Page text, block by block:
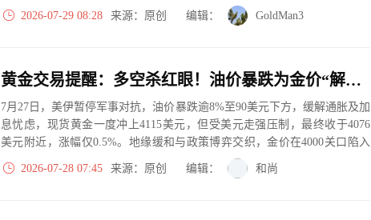
端政策双...
2026-07-29 08:28 来源：原创 编辑： GoldMan3
黄金交易提醒：多空杀红眼！油价暴跌为金价“解围”，美联储议息会议重磅来袭！
7月27日，美伊暂停军事对抗，油价暴跌逾8%至90美元下方，缓解通胀及加
息忧虑，现货黄金一度冲上4115美元，但受美元走强压制，最终收于4076
美元附近，涨幅仅0.5%。地缘缓和与政策博弈交织，金价在4000关口陷入
拉...
2026-07-28 07:45 来源：原创 编辑： 和尚